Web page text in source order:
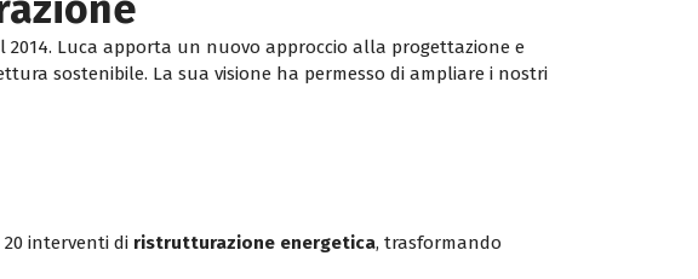
2014. Luca apporta un nuovo approccio alla progettazione e
sostenibile. La sua visione ha permesso di ampliare i nostri
interventi di ristrutturazione energetica, trasformando